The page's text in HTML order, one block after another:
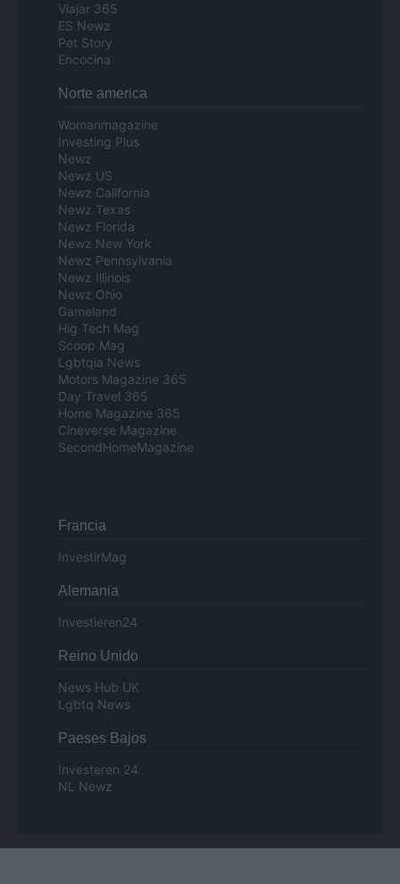
Viajar 365
ES Newz
Pet Story
Encocina
Norte america
Womanmagazine
Investing Plus
Newz
Newz US
Newz California
Newz Texas
Newz Florida
Newz New York
Newz Pennsylvania
Newz Illinois
Newz Ohio
Gameland
Hig Tech Mag
Scoop Mag
Lgbtqia News
Motors Magazine 365
Day Travel 365
Home Magazine 365
Cineverse Magazine
SecondHomeMagazine
Francia
InvestirMag
Alemania
Investieren24
Reino Unido
News Hub UK
Lgbtq News
Paeses Bajos
Investeren 24
NL Newz